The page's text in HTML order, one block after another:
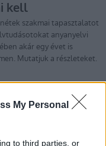
My Personal
to third parties, or
az érettségiről, az